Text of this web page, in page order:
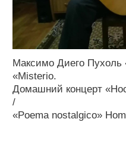
Максимо Диего Пухоль
«Misterio.
Домашний концерт
/
«Poema nostalgico»